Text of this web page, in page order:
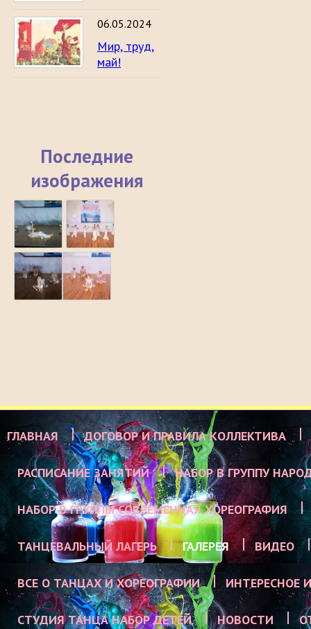
06.05.2024
Мир, труд,
май!
Последние
изображения
ГЛАВНАЯ ДОГОВОР И ПРАВИЛА КОЛЛЕКТИВА
РАСПИСАНИЕ ЗАНЯТИЙ НАБОР В ГРУППУ
НАБОР В ГРУППЫ СОВРЕМЕННАЯ ХОРЕОГРАФИЯ
ТАНЦЕВАЛЬНЫЙ ЛАГЕРЬ ГАЛЕРЕЯ ВИДЕО
ВСЕ О ТАНЦАХ И ХОРЕОГРАФИИ ИНТЕРЕСНОЕ
СТУДИЯ ТАНЦА НАБОР ДЕТЕЙ НОВОСТИ